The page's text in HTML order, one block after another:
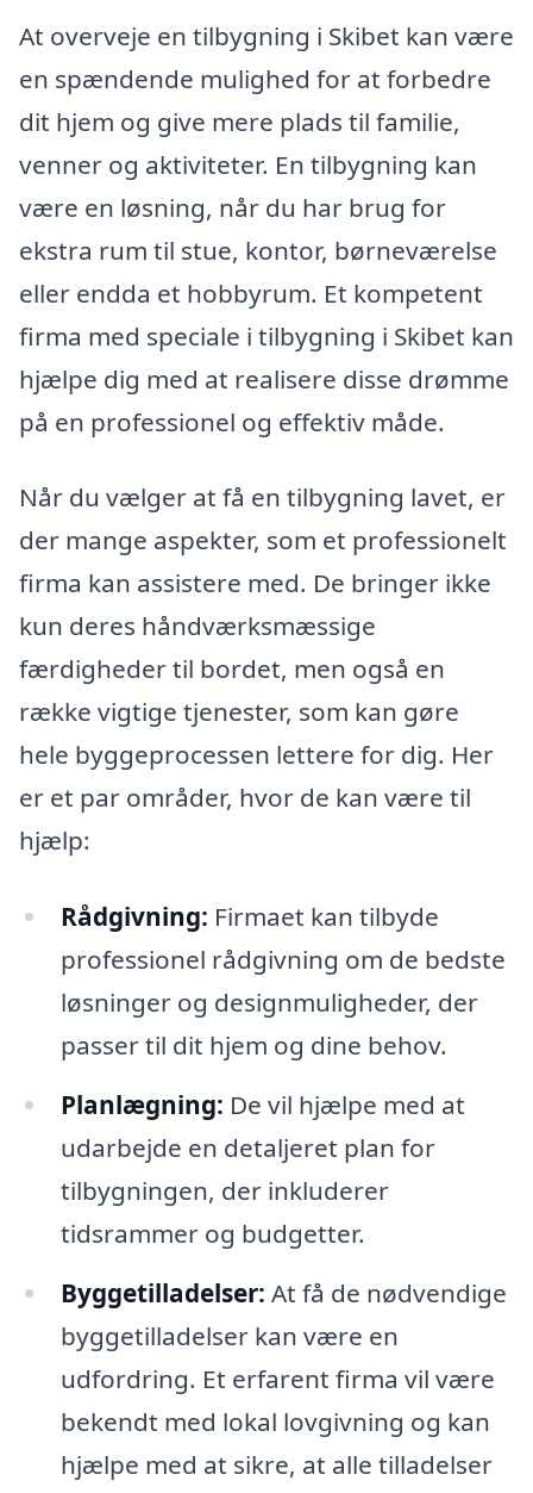
At overveje en tilbygning i Skibet kan være
en spændende mulighed for at forbedre
dit hjem og give mere plads til familie,
venner og aktiviteter. En tilbygning kan
være en løsning, når du har brug for
ekstra rum til stue, kontor, børneværelse
eller endda et hobbyrum. Et kompetent
firma med speciale i tilbygning i Skibet kan
hjælpe dig med at realisere disse drømme
på en professionel og effektiv måde.
Når du vælger at få en tilbygning lavet, er
der mange aspekter, som et professionelt
firma kan assistere med. De bringer ikke
kun deres håndværksmæssige
færdigheder til bordet, men også en
række vigtige tjenester, som kan gøre
hele byggeprocessen lettere for dig. Her
er et par områder, hvor de kan være til
hjælp:
Rådgivning: Firmaet kan tilbyde
professionel rådgivning om de bedste
løsninger og designmuligheder, der
passer til dit hjem og dine behov.
Planlægning: De vil hjælpe med at
udarbejde en detaljeret plan for
tilbygningen, der inkluderer
tidsrammer og budgetter.
Byggetilladelser: At få de nødvendige
byggetilladelser kan være en
udfordring. Et erfarent firma vil være
bekendt med lokal lovgivning og kan
hjælpe med at sikre, at alle tilladelser